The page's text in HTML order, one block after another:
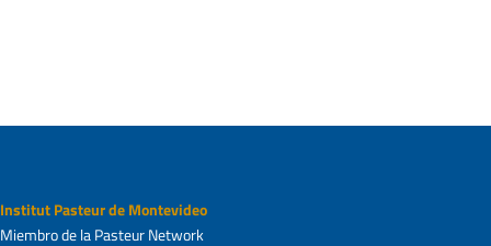
Institut Pasteur de Montevideo
Miembro de la Pasteur Network